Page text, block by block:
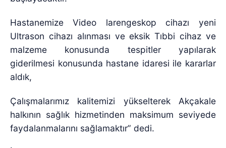
Hastanemize Video larengeskop cihazı yeni
Ultrason cihazı alınması ve eksik Tıbbi cihaz ve
malzeme konusunda tespitler yapılarak
giderilmesi konusunda hastane idaresi ile kararlar
aldık,
Çalışmalarımız kalitemizi yükselterek Akçakale
halkının sağlık hizmetinden maksimum seviyede
faydalanmalarını sağlamaktır” dedi.